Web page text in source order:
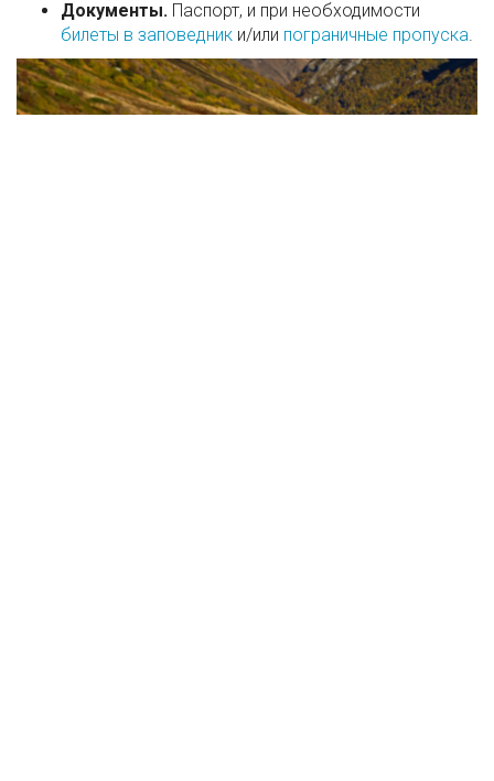
Документы. Паспорт, и при необходимости
билеты в заповедник и/или пограничные пропуска.